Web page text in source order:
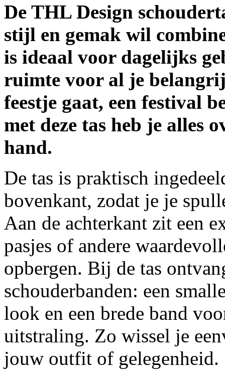
De THL Design
stijl en gemak wil
is ideaal voor dagelijks
ruimte voor al je
feestje gaat, een festival
met deze tas heb je alles
hand.
De tas is praktisch
bovenkant, zodat je je
Aan de achterkant zit een
pasjes of andere
opbergen. Bij de tas
schouderbanden: een
look en een brede band
uitstraling. Zo wissel je
jouw outfit of gelegenheid.